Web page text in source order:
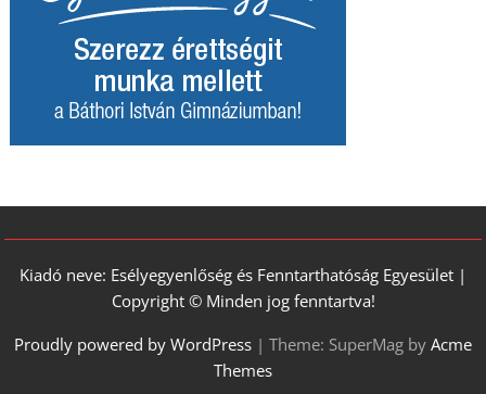
Kiadó neve: Esélyegyenlőség és Fenntarthatóság Egyesület |
Copyright © Minden jog fenntartva!
Proudly powered by WordPress | Theme: SuperMag by Acme
Themes